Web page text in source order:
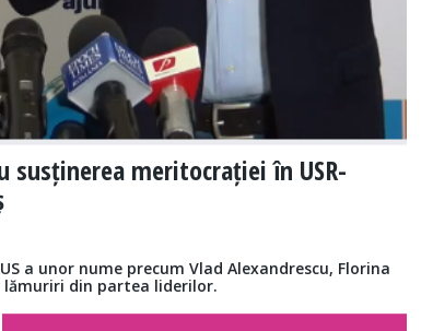
susținerea meritocrației în USR-
a unor nume precum Vlad Alexandrescu, Florina
lămuriri din partea liderilor.